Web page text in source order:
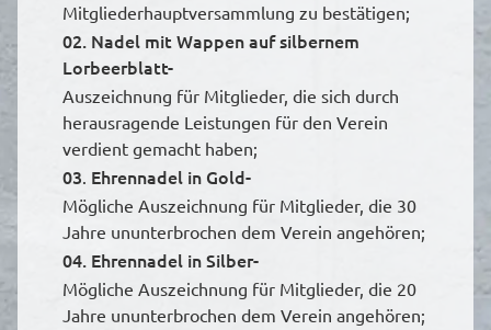
Mitgliederhauptversammlung zu bestätigen;
02. Nadel mit Wappen auf silbernem
Lorbeerblatt-
Auszeichnung für Mitglieder, die sich durch
herausragende Leistungen für den Verein
verdient gemacht haben;
03. Ehrennadel in Gold-
Mögliche Auszeichnung für Mitglieder, die 30
Jahre ununterbrochen dem Verein angehören;
04. Ehrennadel in Silber-
Mögliche Auszeichnung für Mitglieder, die 20
Jahre ununterbrochen dem Verein angehören;